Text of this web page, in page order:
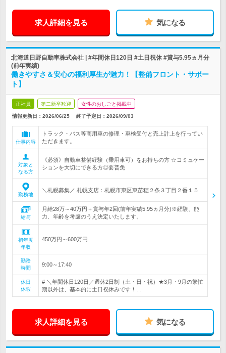
求人詳細を見る 気になる
北海道日野自動車株式会社 | #年間休日120日 #土日祝休 #賞与5.95ヵ月分
(前年実績)
働きやすさ＆安心の福利厚生が魅力！【整備フロント・サポー
ト】
正社員 第二新卒歓迎 女性のおしごと掲載中
情報更新日：2026/06/25 終了予定日： 2026/09/03
仕事内容
トラック・バス等商用車の修理・車検受付と売上計上を行ってい
ただきます。
対象と
なる方
《必須》自動車整備経験（乗用車可）をお持ちの方 ☆コミュケー
ションを大切にできる方◎要普免
勤務地
＼札幌募集／ 札幌支店：札幌市東区東苗穂２条３丁目２番１５
給与
月給28万～40万円＋賞与年2回(前年実績5.95ヵ月分)※経験、能
力、年齢を考慮のうえ決定いたします。
初年度
年収
450万円～600万円
勤務
時間
9:00～17:40
休日
休暇
# ＼年間休日120日／週休2日制（土・日・祝）★3月・9月の繁忙
期以外は、基本的に土日祝休みです！…
求人詳細を見る 気になる